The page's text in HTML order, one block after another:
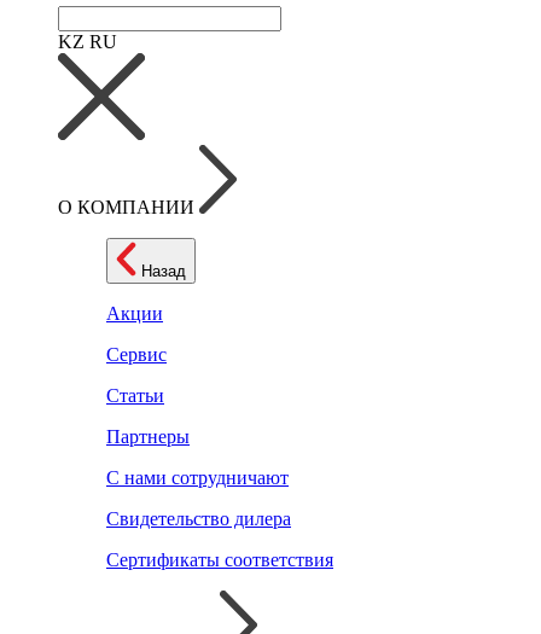
KZ RU
О КОМПАНИИ
Назад
Акции
Сервис
Статьи
Партнеры
С нами сотрудничают
Свидетельство дилера
Сертификаты соответствия